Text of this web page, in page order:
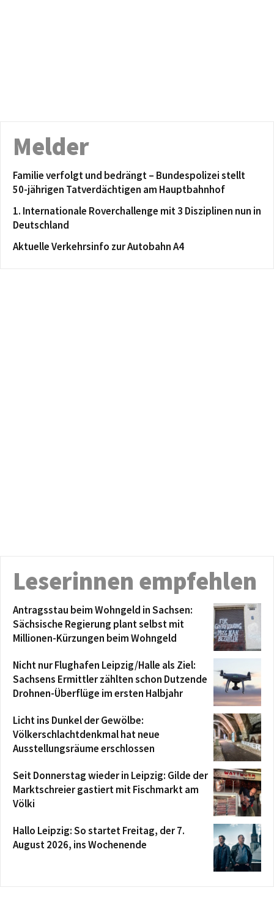
Melder
Familie verfolgt und bedrängt – Bundespolizei stellt
50-jährigen Tatverdächtigen am Hauptbahnhof
1. Internationale Roverchallenge mit 3 Disziplinen nun in
Deutschland
Aktuelle Verkehrsinfo zur Autobahn A4
Leserinnen empfehlen
Antragsstau beim Wohngeld in Sachsen:
Sächsische Regierung plant selbst mit
Millionen-Kürzungen beim Wohngeld
Nicht nur Flughafen Leipzig/Halle als Ziel:
Sachsens Ermittler zählten schon Dutzende
Drohnen-Überflüge im ersten Halbjahr
Licht ins Dunkel der Gewölbe:
Völkerschlachtdenkmal hat neue
Ausstellungsräume erschlossen
Seit Donnerstag wieder in Leipzig: Gilde der
Marktschreier gastiert mit Fischmarkt am
Völki
Hallo Leipzig: So startet Freitag, der 7.
August 2026, ins Wochenende